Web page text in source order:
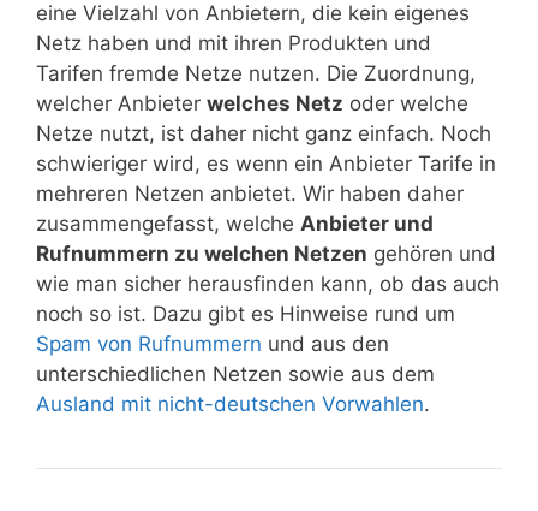
eine Vielzahl von Anbietern, die kein eigenes
Netz haben und mit ihren Produkten und
Tarifen fremde Netze nutzen. Die Zuordnung,
welcher Anbieter welches Netz oder welche
Netze nutzt, ist daher nicht ganz einfach. Noch
schwieriger wird, es wenn ein Anbieter Tarife in
mehreren Netzen anbietet. Wir haben daher
zusammengefasst, welche Anbieter und
Rufnummern zu welchen Netzen gehören und
wie man sicher herausfinden kann, ob das auch
noch so ist. Dazu gibt es Hinweise rund um
Spam von Rufnummern und aus den
unterschiedlichen Netzen sowie aus dem
Ausland mit nicht-deutschen Vorwahlen.